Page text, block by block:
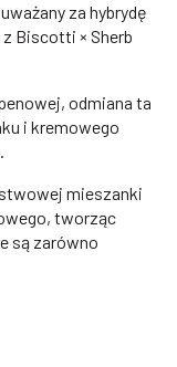
za hybrydę
Biscotti × Sherb
odmiana ta
i kremowego
mieszanki
tworząc
są zarówno